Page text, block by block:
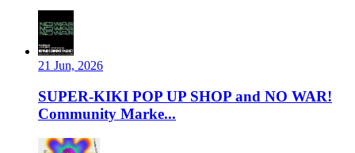
21 Jun, 2026
SUPER-KIKI POP UP SHOP and NO WAR!
Community Marke...